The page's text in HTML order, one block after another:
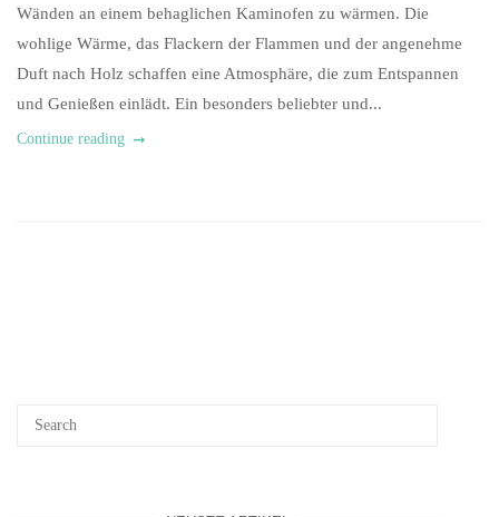
Wänden an einem behaglichen Kaminofen zu wärmen. Die
wohlige Wärme, das Flackern der Flammen und der angenehme
Duft nach Holz schaffen eine Atmosphäre, die zum Entspannen
und Genießen einlädt. Ein besonders beliebter und...
Continue reading